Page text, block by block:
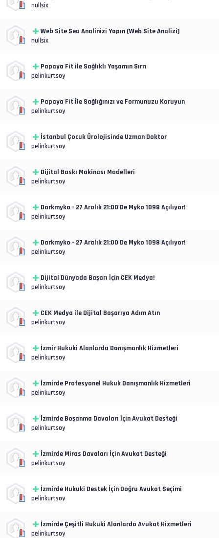
nullsix
Web Site Seo Analinizi Yapın (Web Site Analizi)
nullsix
Papaya Fit ile Sağlıklı Yaşamın Sırrı
pelinkurtsoy
Papaya Fit İle Sağlığınızı ve Formunuzu Koruyun
pelinkurtsoy
İstanbul Çocuk Ürolojisinde Uzman Doktor
pelinkurtsoy
Dijital Baskı Makinası Modelleri
pelinkurtsoy
Darkmyko - 27 Aralık 21:00'De Myko 1098 Açılıyor!
pelinkurtsoy
Darkmyko - 27 Aralık 21:00'De Myko 1098 Açılıyor!
pelinkurtsoy
Dijital Dünyada Başarı İçin CEK Medya!
pelinkurtsoy
CEK Medya ile Dijital Başarıya Adım Atın
pelinkurtsoy
İzmir Hukuki Alanlarda Danışmanlık Hizmetleri
pelinkurtsoy
İzmirde Profesyonel Hukuk Danışmanlık Hizmetleri
pelinkurtsoy
İzmirde Boşanma Davaları İçin Avukat Desteği
pelinkurtsoy
İzmirde Miras Davaları İçin Avukat Desteği
pelinkurtsoy
İzmirde Hukuki Destek İçin Doğru Avukat Seçimi
pelinkurtsoy
İzmirde Çeşitli Hukuki Alanlarda Avukat Hizmetleri
pelinkurtsoy